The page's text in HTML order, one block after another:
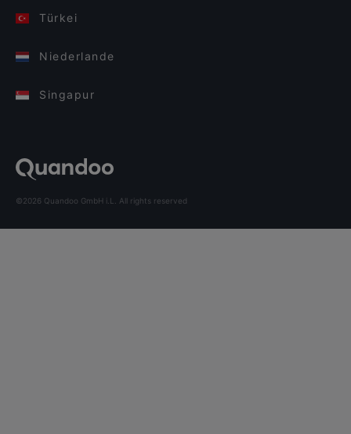
Türkei
Niederlande
Singapur
©2026 Quandoo GmbH i.L. All rights reserved